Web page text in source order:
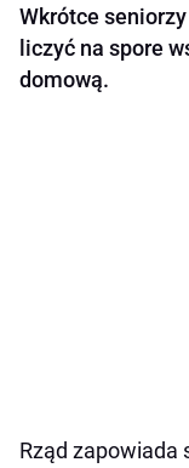
Wkrótce
liczyć na spore
domową.
Rząd zapowiada